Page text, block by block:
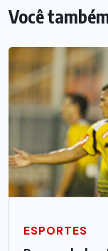
Você
ESPORTES